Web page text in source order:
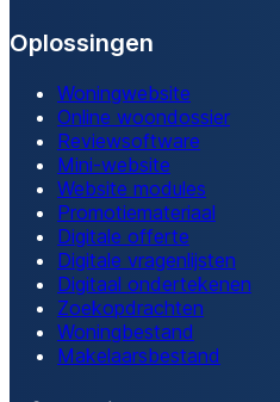
Oplossingen
Woningwebsite
Online woondossier
Reviewsoftware
Mini-website
Website modules
Promotiemateriaal
Digitale offerte
Digitale vragenlijsten
Digitaal ondertekenen
Zoekopdrachten
Woningbestand
Makelaarsbestand